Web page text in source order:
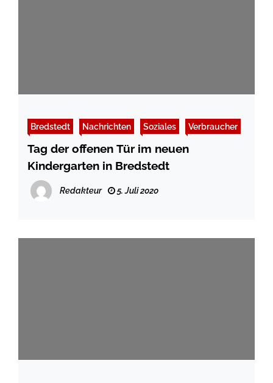
Bredstedt Nachrichten Soziales Verbraucher
Tag der offenen Tür im neuen
Kindergarten in Bredstedt
Redakteur 5. Juli 2020